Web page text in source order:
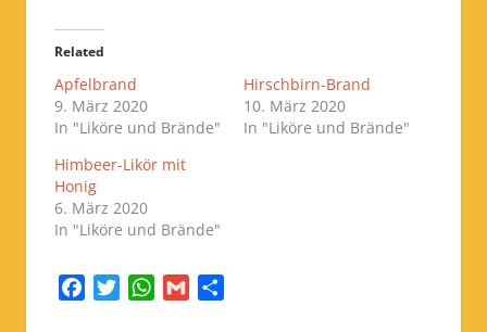
Related
Apfelbrand
9. März 2020
In "Liköre und Brände"
Hirschbirn-Brand
10. März 2020
In "Liköre und Brände"
Himbeer-Likör mit
Honig
6. März 2020
In "Liköre und Brände"
FacebookTwitterWhatsApp
Gmail